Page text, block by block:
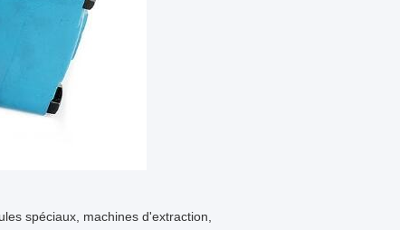
spéciaux, machines d'extraction,